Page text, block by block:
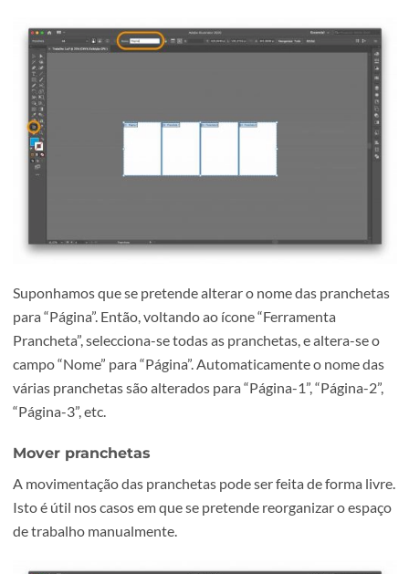
Como Alterar o nome de várias pranchetas em
É possível alterar o nome de várias pranchetas
simultaneamente. Isto é especialmente importante para
publicações de muitas páginas, onde se acaba por poupar
bastante tempo.